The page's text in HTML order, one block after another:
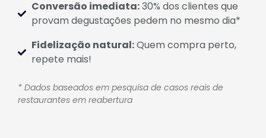
Conversão imediata:30% dos clientes que
provam degustações pedem no mesmo dia*
Fidelização natural:Quem compra perto,
repete mais!
* Dados baseados em pesquisa de casos reais de
restaurantes em reabertura